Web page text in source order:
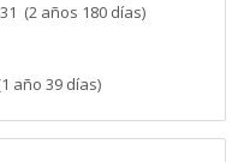
(2 años 180 días)
año 39 días)